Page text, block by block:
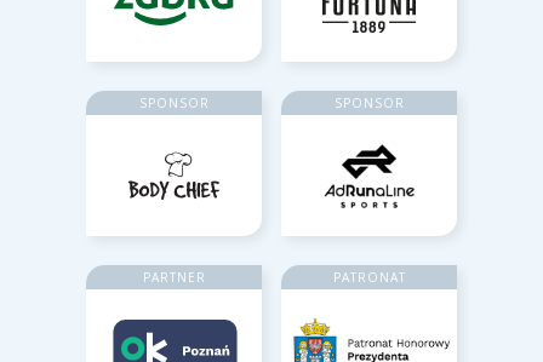
SPONSOR SPONSOR
PARTNER PATRONAT